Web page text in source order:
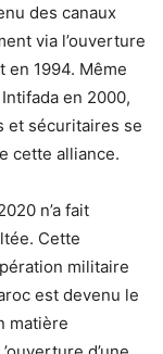
des canaux
via l’ouverture
en 1994. Même
en 2000,
et sécuritaires se
cette alliance.
n’a fait
Cette
militaire
est devenu le
matière